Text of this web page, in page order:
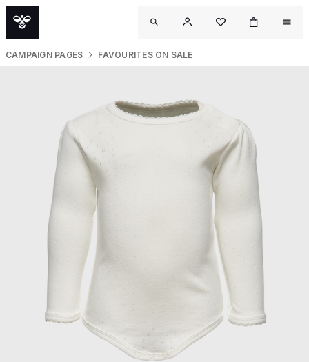
CAMPAIGN PAGES FAVOURITES ON SALE